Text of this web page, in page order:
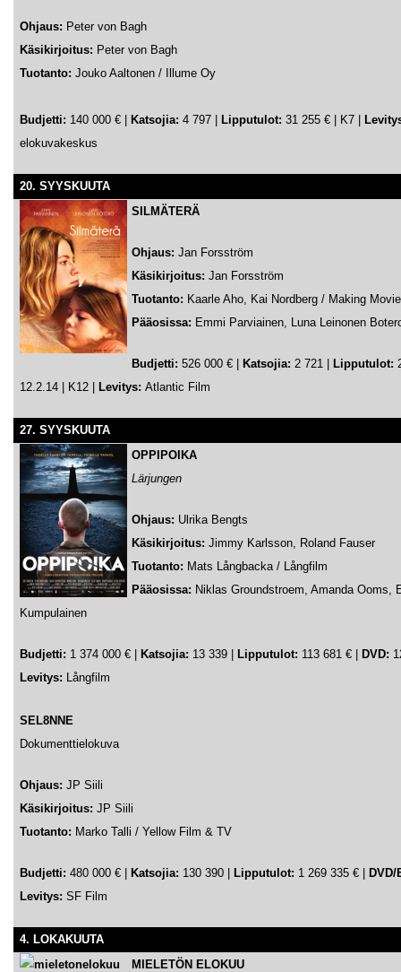
Ohjaus: Peter von Bagh
Käsikirjoitus: Peter von Bagh
Tuotanto: Jouko Aaltonen / Illume Oy
Budjetti: 140 000 € | Katsojia: 4 797 | Lipputulot: 31 255 € | K7 |
elokuvakeskus
20. SYYSKUUTA
SILMÄTERÄ
Ohjaus: Jan Forsström
Käsikirjoitus: Jan Forsström
Tuotanto: Kaarle Aho, Kai Nordberg / Making
Pääosissa: Emmi Parviainen, Luna Leinonen
Budjetti: 526 000 € | Katsojia: 2 721 | Lipputulot:
12.2.14 | K12 |
Levitys: Atlantic Film
27. SYYSKUUTA
OPPIPOIKA
Lärjungen
Ohjaus: Ulrika Bengts
Käsikirjoitus: Jimmy Karlsson, Roland Fauser
Tuotanto: Mats Långbacka / Långfilm
Pääosissa: Niklas Groundstroem, Amanda Ooms,
Kumpulainen
Budjetti: 1 374 000 € | Katsojia: 13 339 | Lipputulot: 113 681 € | DVD:
Levitys: Långfilm
SEL8NNE
Dokumenttielokuva
Ohjaus: JP Siili
Käsikirjoitus: JP Siili
Tuotanto: Marko Talli / Yellow Film & TV
Budjetti: 480 000 € | Katsojia: 130 390 | Lipputulot: 1 269 335 € |
DVD/
Levitys: SF Film
4. LOKAKUUTA
MIELETÖN ELOKUU